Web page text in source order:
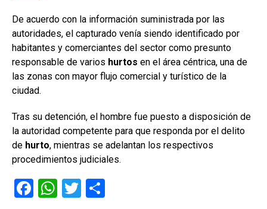
De acuerdo con la información suministrada por las
autoridades, el capturado venía siendo identificado por
habitantes y comerciantes del sector como presunto
responsable de varios hurtos en el área céntrica, una de
las zonas con mayor flujo comercial y turístico de la
ciudad.
Tras su detención, el hombre fue puesto a disposición de
la autoridad competente para que responda por el delito
de hurto, mientras se adelantan los respectivos
procedimientos judiciales.
F
W T